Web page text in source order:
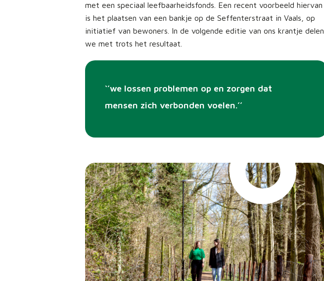
met een speciaal leefbaarheidsfonds. Een recent voorbeeld hiervan
is het plaatsen van een bankje op de Seffenterstraat in Vaals, op
initiatief van bewoners. In de volgende editie van ons krantje delen
we met trots het resultaat.
‘’we lossen problemen op en zorgen dat
mensen zich verbonden voelen.’’